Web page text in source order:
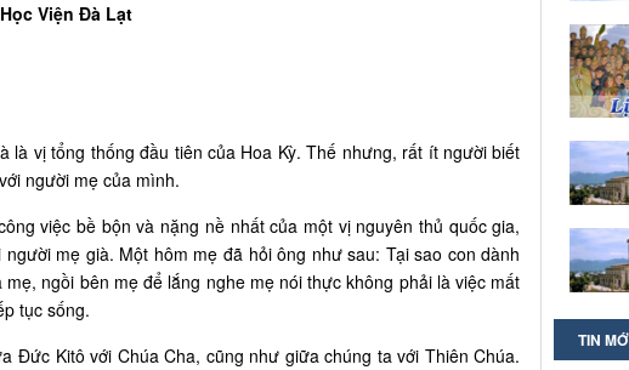
Viện Đà Lạt
là vị tổng thống đầu tiên của Hoa Kỳ. Thế nhưng, rất ít người biết
người mẹ của mình.
việc bề bộn và nặng nề nhất của một vị nguyên thủ quốc gia,
mẹ già. Một hôm mẹ đã hỏi ông như sau: Tại sao con dành
ngồi bên mẹ để lắng nghe mẹ nói thực không phải là việc mất
tục sống.
Đức Kitô với Chúa Cha, cũng như giữa chúng ta với Thiên Chúa.
TIN